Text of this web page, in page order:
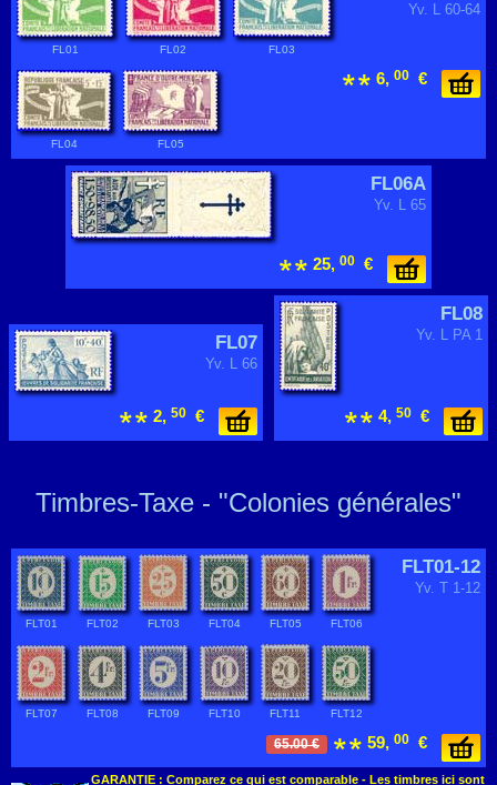
Yv. L 60-64
FL01 FL02 FL03
FL04 FL05
6, 00 €
FL06A
Yv. L 65
25, 00 €
FL07
Yv. L 66
2, 50 €
FL08
Yv. L PA 1
4, 50 €
Timbres-Taxe - "Colonies générales"
FLT01-12
Yv. T 1-12
FLT01 FLT02 FLT03 FLT04 FLT05 FLT06
FLT07 FLT08 FLT09 FLT10 FLT11 FLT12
65.00 € 59, 00 €
GARANTIE : Comparez ce qui est comparable - Les timbres ici sont